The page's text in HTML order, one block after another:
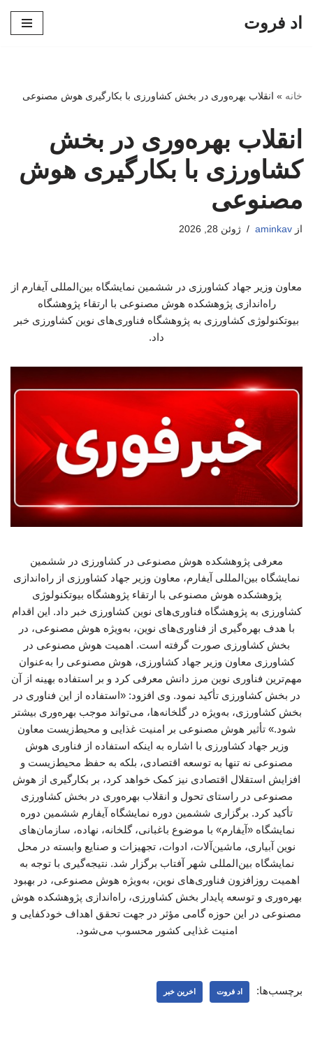
اد فروت
خانه » انقلاب بهره‌وری در بخش کشاورزی با بکارگیری هوش مصنوعی
انقلاب بهره‌وری در بخش
کشاورزی با بکارگیری هوش
مصنوعی
از aminkav ژوئن 28, 2026
معاون وزیر جهاد کشاورزی در ششمین نمایشگاه بین‌المللی آیفارم از
راه‌اندازی پژوهشکده هوش مصنوعی با ارتقاء پژوهشگاه
بیوتکنولوژی کشاورزی به پژوهشگاه فناوری‌های نوین کشاورزی خبر
داد.
معرفی پژوهشکده هوش مصنوعی در کشاورزی در ششمین
نمایشگاه بین‌المللی آیفارم، معاون وزیر جهاد کشاورزی از راه‌اندازی
پژوهشکده هوش مصنوعی با ارتقاء پژوهشگاه بیوتکنولوژی
کشاورزی به پژوهشگاه فناوری‌های نوین کشاورزی خبر داد. این اقدام
با هدف بهره‌گیری از فناوری‌های نوین، به‌ویژه هوش مصنوعی، در
بخش کشاورزی صورت گرفته است. اهمیت هوش مصنوعی در
کشاورزی معاون وزیر جهاد کشاورزی، هوش مصنوعی را به‌عنوان
مهم‌ترین فناوری نوین مرز دانش معرفی کرد و بر استفاده بهینه از آن
در بخش کشاورزی تأکید نمود. وی افزود: «استفاده از این فناوری در
بخش کشاورزی، به‌ویژه در گلخانه‌ها، می‌تواند موجب بهره‌وری بیشتر
شود.» تأثیر هوش مصنوعی بر امنیت غذایی و محیط‌زیست معاون
وزیر جهاد کشاورزی با اشاره به اینکه استفاده از فناوری هوش
مصنوعی نه تنها به توسعه اقتصادی، بلکه به حفظ محیط‌زیست و
افزایش استقلال اقتصادی نیز کمک خواهد کرد، بر بکارگیری از هوش
مصنوعی در راستای تحول و انقلاب بهره‌وری در بخش کشاورزی
تأکید کرد. برگزاری ششمین دوره نمایشگاه آیفارم ششمین دوره
نمایشگاه «آیفارم» با موضوع باغبانی، گلخانه، نهاده، سازمان‌های
نوین آبیاری، ماشین‌آلات، ادوات، تجهیزات و صنایع وابسته در محل
نمایشگاه بین‌المللی شهر آفتاب برگزار شد. نتیجه‌گیری با توجه به
اهمیت روزافزون فناوری‌های نوین، به‌ویژه هوش مصنوعی، در بهبود
بهره‌وری و توسعه پایدار بخش کشاورزی، راه‌اندازی پژوهشکده هوش
مصنوعی در این حوزه گامی مؤثر در جهت تحقق اهداف خودکفایی و
امنیت غذایی کشور محسوب می‌شود.
برچسب‌ها: اد فروت اخرین خبر